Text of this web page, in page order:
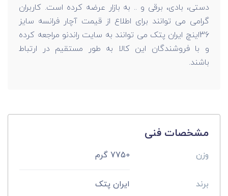
دستی، بادی، برقی و .. به بازار عرضه کرده است. کاربران
گرامی می توانند برای اطلاع از قیمت آچار فرانسه سایز
36اینچ ایران پتک می توانند به سایت راندنو مراجعه کرده
و با فروشندگان این کالا به طور مستقیم در ارتباط
باشند.
مشخصات فنی
وزن 7750 گرم
برند ایران پتک